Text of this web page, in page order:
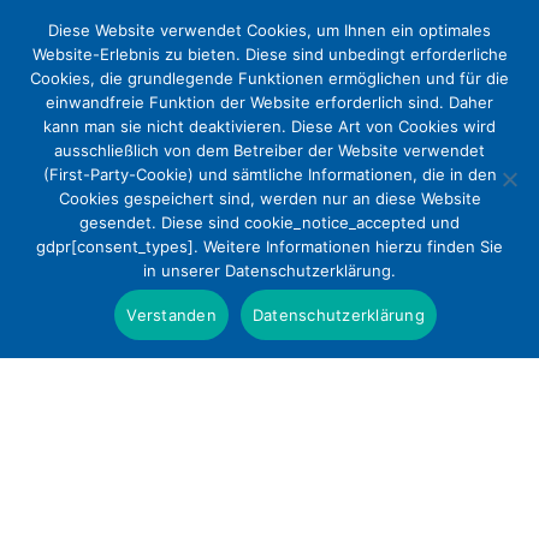
DEKV begrüßt die
Zustimmungslösung bei der
Organspende
Presse
Diese Website verwendet Cookies, um Ihnen ein optimales
Website-Erlebnis zu bieten. Diese sind unbedingt erforderliche
Cookies, die grundlegende Funktionen ermöglichen und für die
einwandfreie Funktion der Website erforderlich sind. Daher
kann man sie nicht deaktivieren. Diese Art von Cookies wird
ausschließlich von dem Betreiber der Website verwendet
(First-Party-Cookie) und sämtliche Informationen, die in den
Cookies gespeichert sind, werden nur an diese Website
gesendet. Diese sind cookie_notice_accepted und
gdpr[consent_types]. Weitere Informationen hierzu finden Sie
in unserer Datenschutzerklärung.
Verstanden Datenschutzerklärung